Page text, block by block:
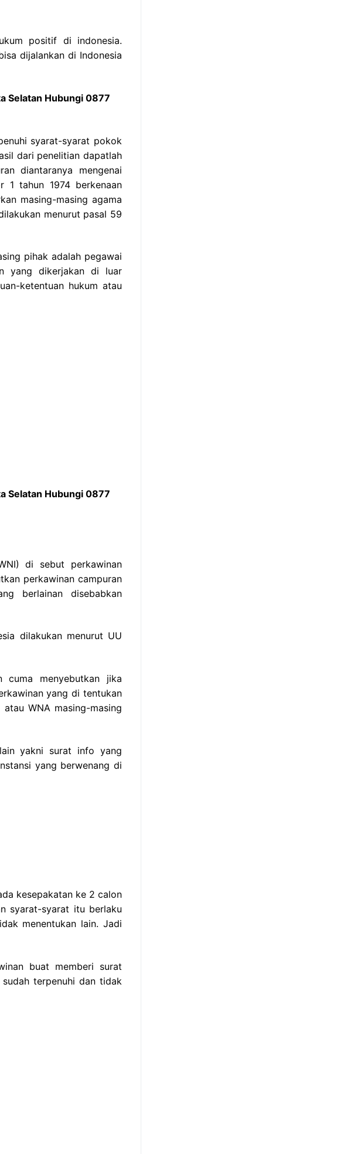
positif di indonesia.
dijalankan di Indonesia
Selatan Hubungi 0877
syarat-syarat pokok
dari penelitian dapatlah
diantaranya mengenai
1 tahun 1974 berkenaan
masing-masing agama
menurut pasal 59
pihak adalah pegawai
yang dikerjakan di luar
ketentuan hukum atau
Selatan Hubungi 0877
di sebut perkawinan
perkawinan campuran
berlainan disebabkan
dilakukan menurut UU
cuma menyebutkan jika
yang di tentukan
atau WNA masing-masing
yakni surat info yang
yang berwenang di
kesepakatan ke 2 calon
syarat-syarat itu berlaku
menentukan lain. Jadi
buat memberi surat
terpenuhi dan tidak